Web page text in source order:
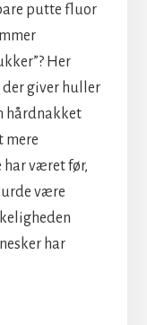
putte fluor
Her
giver huller
hårdnakket
mere
været før,
være
har